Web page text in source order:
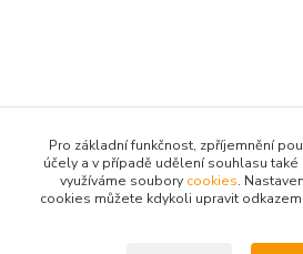
Pro základní funkčnost, zpříjemnění
účely a v případě udělení souhlasu
využíváme soubory cookies.
cookies můžete kdykoli upravit